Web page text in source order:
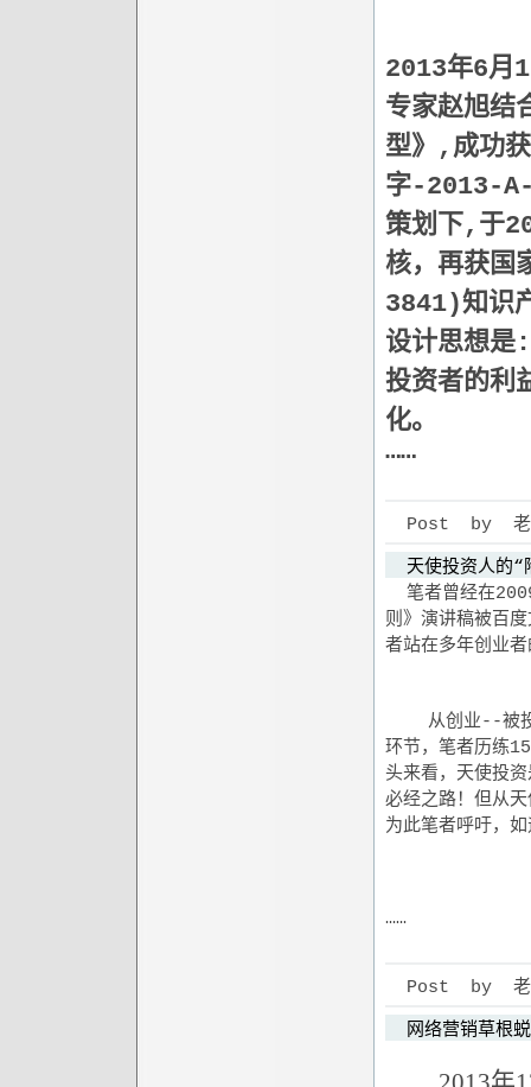
2013年6月
专家赵旭结
型》,成功
字-2013-
策划下,于
核，再获
3841)知识
设计思想是
投资者的利
化。
……
Post by 老
天使投资人的“
笔者曾经在
则》演讲稿被百
者站在多年创业
从创业--被
环节，笔者历练
头来看，天使投
必经之路！但从
为此笔者呼吁，
……
Post by 老
网络营销草根